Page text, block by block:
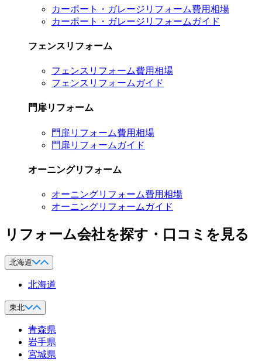
カーポート・ガレージリフォーム費用相場
カーポート・ガレージリフォームガイド
フェンスリフォーム
フェンスリフォーム費用相場
フェンスリフォームガイド
門扉リフォーム
門扉リフォーム費用相場
門扉リフォームガイド
オーニングリフォーム
オーニングリフォーム費用相場
オーニングリフォームガイド
リフォーム会社を探す・口コミを見る
北海道
北海道
東北
青森県
岩手県
宮城県